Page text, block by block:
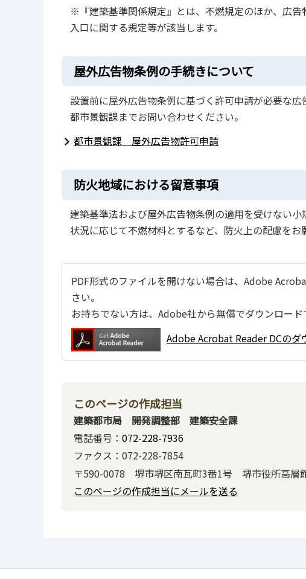
※『建築基準関係規定』とは、不燃規定のほか、広
入口に関する規定等が該当します。
屋外広告物条例の手続きについて
設置前に屋外広告物条例に基づく許可申請が必要な
都市景観課までお問い合わせください。
都市景観課 屋外広告物許可申請
防火地域における留意事項
建築基準法および屋外広告物条例の適用を受けない
状況に応じて不燃材料とするなど、防火上の配慮をお
PDF形式のファイルを開けない場合は、Adobe
さい。
お持ちでない方は、Adobe社から無償でダウンロード
Adobe Acrobat Reader DCのダ
このページの作成担当
建築都市局 開発調整部 建築安全課
電話番号： 072-228-7936
ファクス：072-228-7854
〒590-0078 堺市堺区南瓦町3番1号 堺市役所高層
このページの作成担当にメールを送る